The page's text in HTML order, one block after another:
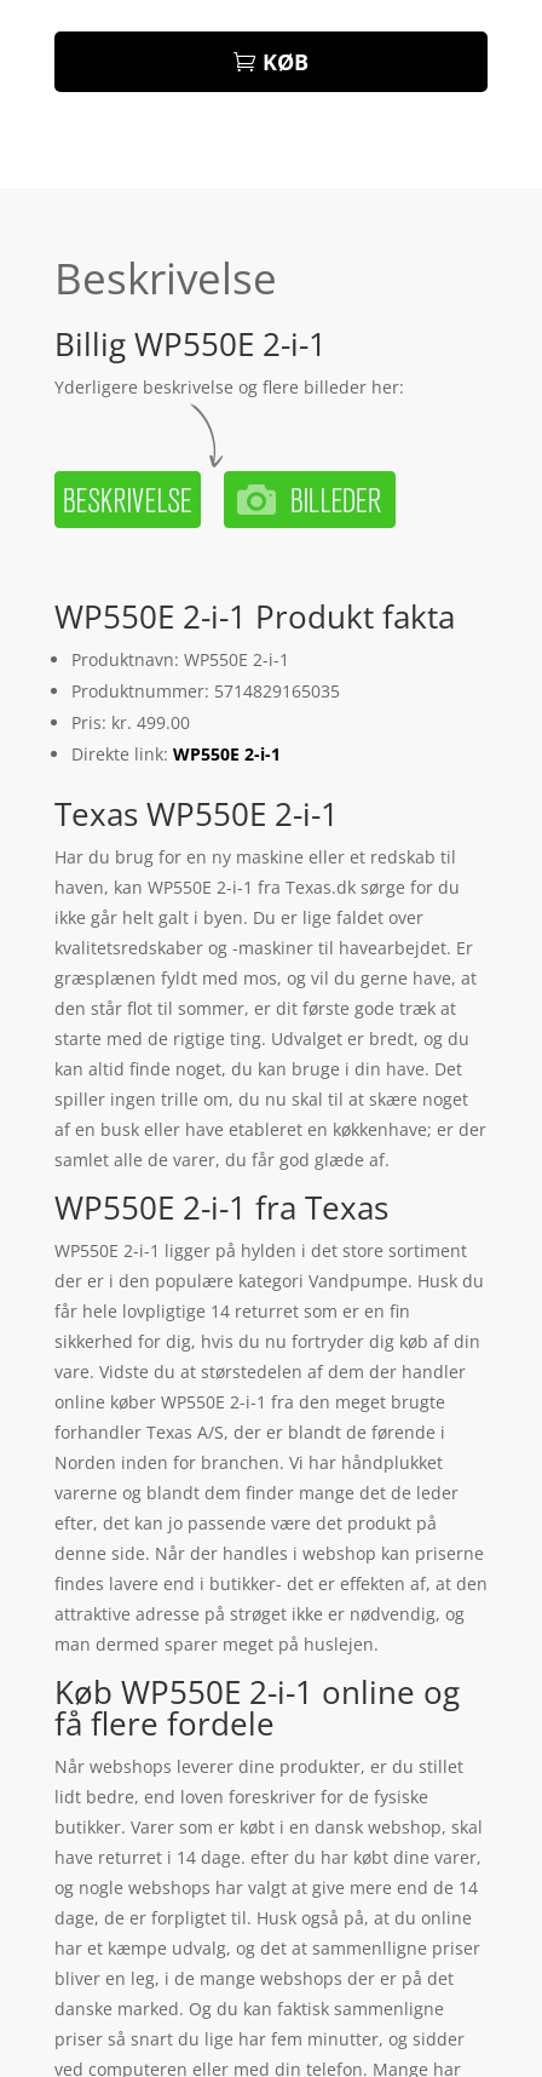
KØB
Beskrivelse
Billig WP550E 2-i-1
Yderligere beskrivelse og flere billeder her:
WP550E 2-i-1 Produkt fakta
Produktnavn: WP550E 2-i-1
Produktnummer: 5714829165035
Pris: kr. 499.00
Direkte link: WP550E 2-i-1
Texas WP550E 2-i-1
Har du brug for en ny maskine eller et redskab til
haven, kan WP550E 2-i-1 fra Texas.dk sørge for du
ikke går helt galt i byen. Du er lige faldet over
kvalitetsredskaber og -maskiner til havearbejdet. Er
græsplænen fyldt med mos, og vil du gerne have, at
den står flot til sommer, er dit første gode træk at
starte med de rigtige ting. Udvalget er bredt, og du
kan altid finde noget, du kan bruge i din have. Det
spiller ingen trille om, du nu skal til at skære noget
af en busk eller have etableret en køkkenhave; er der
samlet alle de varer, du får god glæde af.
WP550E 2-i-1 fra Texas
WP550E 2-i-1 ligger på hylden i det store sortiment
der er i den populære kategori Vandpumpe. Husk du
får hele lovpligtige 14 returret som er en fin
sikkerhed for dig, hvis du nu fortryder dig køb af din
vare. Vidste du at størstedelen af dem der handler
online køber WP550E 2-i-1 fra den meget brugte
forhandler Texas A/S, der er blandt de førende i
Norden inden for branchen. Vi har håndplukket
varerne og blandt dem finder mange det de leder
efter, det kan jo passende være det produkt på
denne side. Når der handles i webshop kan priserne
findes lavere end i butikker- det er effekten af, at den
attraktive adresse på strøget ikke er nødvendig, og
man dermed sparer meget på huslejen.
Køb WP550E 2-i-1 online og
få flere fordele
Når webshops leverer dine produkter, er du stillet
lidt bedre, end loven foreskriver for de fysiske
butikker. Varer som er købt i en dansk webshop, skal
have returret i 14 dage. efter du har købt dine varer,
og nogle webshops har valgt at give mere end de 14
dage, de er forpligtet til. Husk også på, at du online
har et kæmpe udvalg, og det at sammenlligne priser
bliver en leg, i de mange webshops der er på det
danske marked. Og du kan faktisk sammenligne
priser så snart du lige har fem minutter, og sidder
ved computeren eller med din telefon. Mange har